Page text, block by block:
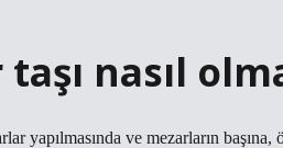
nasıl
yapılmasında ve mezarların